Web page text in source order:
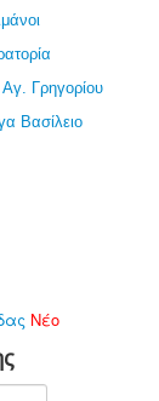
Γρηγορίου
Βασίλειο
Νέο